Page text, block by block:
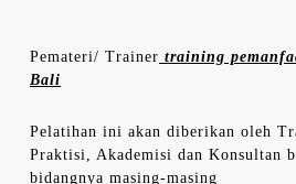
Pemateri/ Trainer training
Bali
Pelatihan ini akan diberikan oleh
Praktisi, Akademisi dan Konsultan
bidangnya masing-masing